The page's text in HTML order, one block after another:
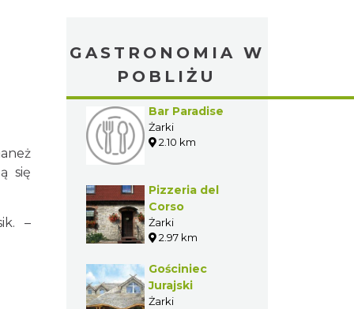
się
–
GASTRONOMIA W
POBLIŻU
Bar Paradise
Żarki
2.10 km
Pizzeria del
Corso
Żarki
2.97 km
Gościniec
Jurajski
Żarki